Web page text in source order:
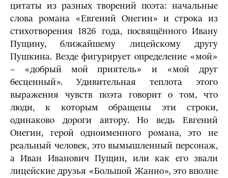
цитаты из разных творений поэта: начальные
слова романа «Евгений Онегин» и строка из
стихотворения 1826 года, посвящённого Ивану
Пущину, ближайшему лицейскому другу
Пушкина. Везде фигурирует определение «мой»
– «добрый мой приятель» и «мой друг
бесценный». Удивительная теплота этого
выражения чувств поэта говорит о том, что
люди, к которым обращены эти строки,
одинаково дороги автору. Но ведь Евгений
Онегин, герой одноименного романа, это не
реальный человек, это вымышленный персонаж,
а Иван Иванович Пущин, или как его звали
лицейские друзья «Большой Жанно», это вполне